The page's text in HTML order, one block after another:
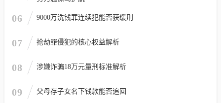
06 9000万洗钱罪连续犯能否获缓刑
07 抢劫罪侵犯的核心权益解析
08 涉嫌诈骗18万元量刑标准解析
09 父母存子女名下钱款能否追回